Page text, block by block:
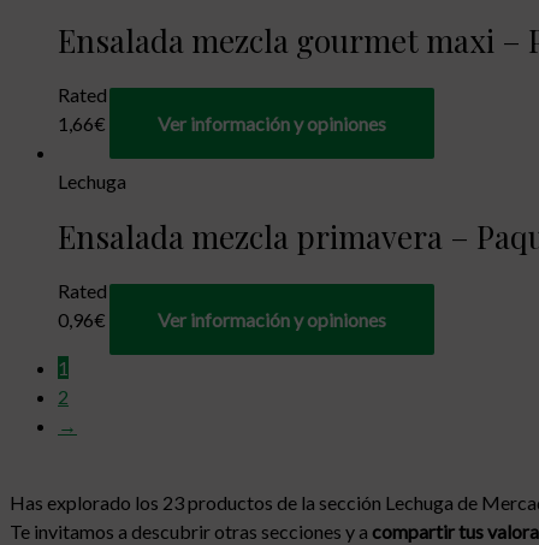
Ensalada mezcla gourmet maxi –
Rated0out of 5
1,66€ Ver información y opiniones
Lechuga
Ensalada mezcla primavera –
Rated0out of 5
0,96€ Ver información y opiniones
1
2
→
Has explorado los 23 productos de la sección Lechuga de
Te invitamos a descubrir otras secciones y a compartir tus